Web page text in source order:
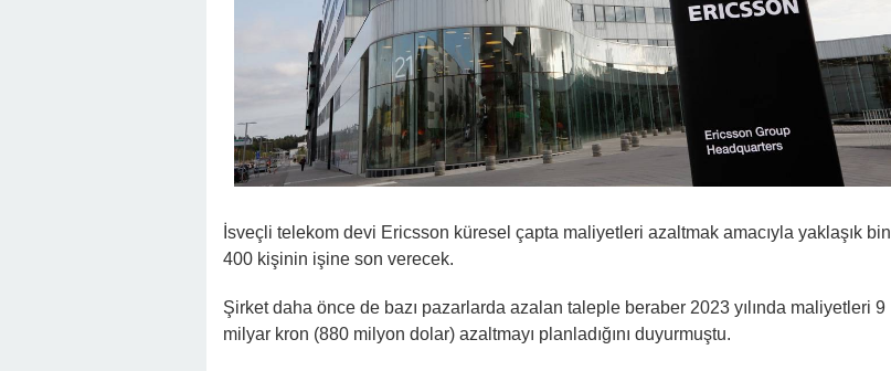
İsveçli telekom devi Ericsson küresel çapta maliyetleri azaltmak amacıyla yaklaşık bin
400 kişinin işine son verecek.
Şirket daha önce de bazı pazarlarda azalan taleple beraber 2023 yılında maliyetleri 9
milyar kron (880 milyon dolar) azaltmayı planladığını duyurmuştu.